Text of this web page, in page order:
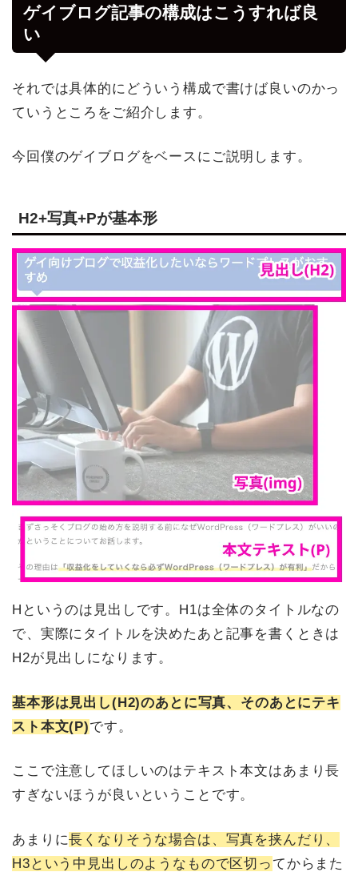
ゲイブログ記事の構成はこうすれば良
い
それでは具体的にどういう構成で書けば良いのかっ
ていうところをご紹介します。
今回僕のゲイブログをベースにご説明します。
H2+写真+Pが基本形
Hというのは見出しです。H1は全体のタイトルなの
で、実際にタイトルを決めたあと記事を書くときは
H2が見出しになります。
基本形は見出し(H2)のあとに写真、そのあとにテキ
スト本文(P)です。
ここで注意してほしいのはテキスト本文はあまり長
すぎないほうが良いということです。
あまりに長くなりそうな場合は、写真を挟んだり、
H3という中見出しのようなもので区切っ てからまた